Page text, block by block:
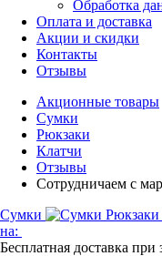
Обработка
Оплата и доставка
Акции и скидки
Контакты
Отзывы
Акционные товары
Сумки
Рюкзаки
Клатчи
Отзывы
Сотрудничаем с
Сумки
Рюкзаки
на:
Бесплатная доставка